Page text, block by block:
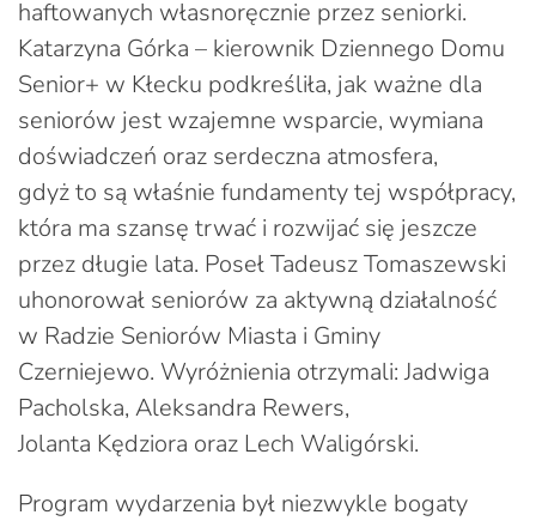
haftowanych własnoręcznie przez seniorki.
Katarzyna Górka – kierownik Dziennego Domu
Senior+ w Kłecku podkreśliła, jak ważne dla
seniorów jest wzajemne wsparcie, wymiana
doświadczeń oraz serdeczna atmosfera,
gdyż to są właśnie fundamenty tej współpracy,
która ma szansę trwać i rozwijać się jeszcze
przez długie lata. Poseł Tadeusz Tomaszewski
uhonorował seniorów za aktywną działalność
w Radzie Seniorów Miasta i Gminy
Czerniejewo. Wyróżnienia otrzymali: Jadwiga
Pacholska, Aleksandra Rewers,
Jolanta Kędziora oraz Lech Waligórski.
Program wydarzenia był niezwykle bogaty